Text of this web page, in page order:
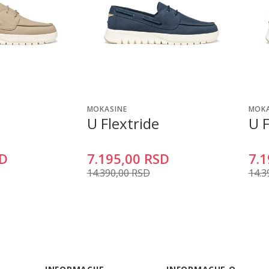
MOKASINE
U Flextride
7.195,00 RSD
14.390,00RSD
U